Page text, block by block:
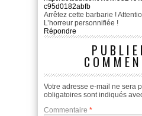
c95d0182abfb
Arrêtez cette barbarie !
L’horreur personnifiée !
Répondre
Votre adresse e-mail ne sera
obligatoires sont indiqués
Commentaire *